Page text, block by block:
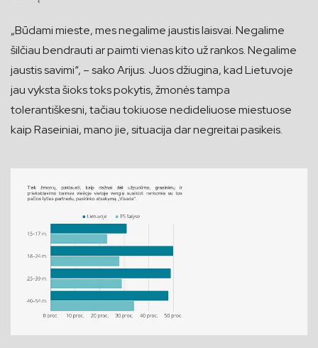
„Būdami mieste, mes negalime jaustis laisvai. Negalime
šilčiau bendrauti ar paimti vienas kito už rankos. Negalime
jaustis savimi“, – sako Arijus. Juos džiugina, kad Lietuvoje
jau vyksta šioks toks pokytis, žmonės tampa
tolerantiškesni, tačiau tokiuose nedideliuose miestuose
kaip Raseiniai, mano jie, situacija dar negreitai pasikeis.